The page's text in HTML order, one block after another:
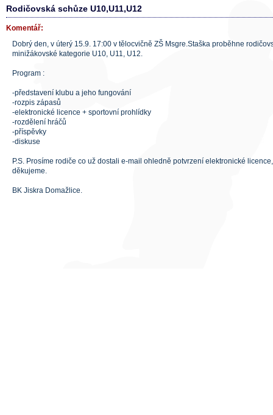
Rodičovská schůze U10,U11,U12
Komentář:
Dobrý den, v úterý 15.9. 17:00 v tělocvičně ZŠ Msgre.Staška proběhne
minižákovské kategorie U10, U11, U12.
Program :
-představení klubu a jeho fungování
-rozpis zápasů
-elektronické licence + sportovní prohlídky
-rozdělení hráčů
-příspěvky
-diskuse
P.S. Prosíme rodiče co už dostali e-mail ohledně potvrzení elektronické
děkujeme.
BK Jiskra Domažlice.